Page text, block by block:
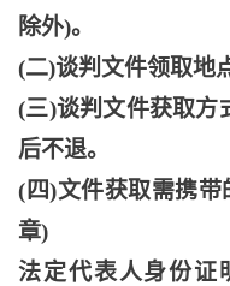
除外)。
(二)谈判文件领取地
(三)谈判文件获取方
后不退。
(四)文件获取需携
章)
法定代表人身份证